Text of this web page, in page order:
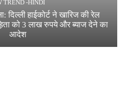
TREND -HINDI
दिल्ली हाईकोर्ट ने खारिज की रेल
को 3 लाख रुपये और ब्याज देने का
आदेश